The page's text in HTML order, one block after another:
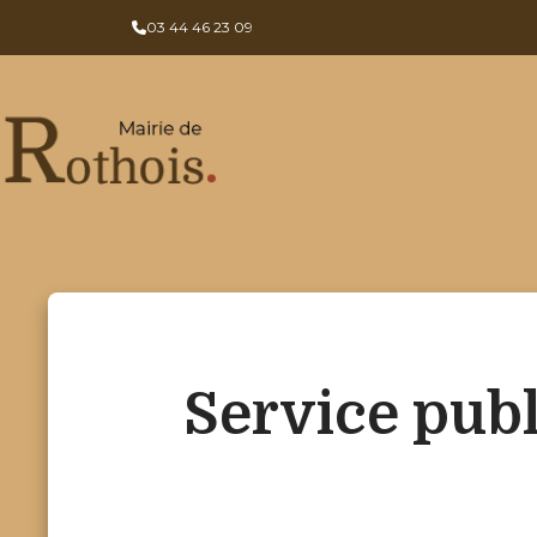
03 44 46 23 09
Service